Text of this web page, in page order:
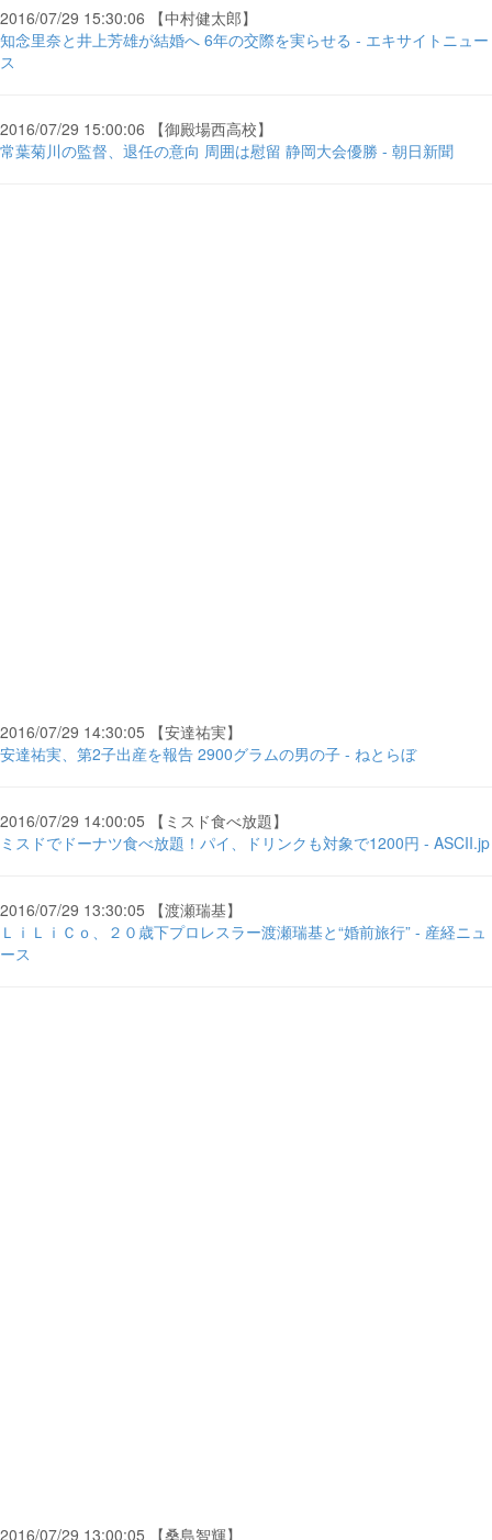
2016/07/29 15:30:06 【中村健太郎】
知念里奈と井上芳雄が結婚へ 6年の交際を実らせる - エキサイトニュー
ス
2016/07/29 15:00:06 【御殿場西高校】
常葉菊川の監督、退任の意向 周囲は慰留 静岡大会優勝 - 朝日新聞
2016/07/29 14:30:05 【安達祐実】
安達祐実、第2子出産を報告 2900グラムの男の子 - ねとらぼ
2016/07/29 14:00:05 【ミスド食べ放題】
ミスドでドーナツ食べ放題！パイ、ドリンクも対象で1200円 - ASCII.jp
2016/07/29 13:30:05 【渡瀬瑞基】
ＬｉＬｉＣｏ、２０歳下プロレスラー渡瀬瑞基と“婚前旅行” - 産経ニュ
ース
2016/07/29 13:00:05 【桑島智輝】